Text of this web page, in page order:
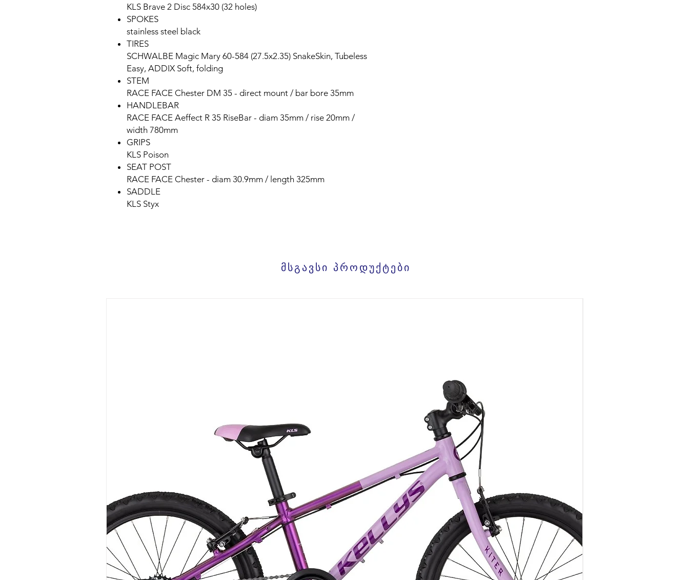
KLS Brave 2 Disc 584x30 (32 holes)
SPOKES
stainless steel black
TIRES
SCHWALBE Magic Mary 60-584 (27.5x2.35) SnakeSkin, Tubeless
Easy, ADDIX Soft, folding
STEM
RACE FACE Chester DM 35 - direct mount / bar bore 35mm
HANDLEBAR
RACE FACE Aeffect R 35 RiseBar - diam 35mm / rise 20mm /
width 780mm
GRIPS
KLS Poison
SEAT POST
RACE FACE Chester - diam 30.9mm / length 325mm
SADDLE
KLS Styx
მსგავსი პროდუქტები